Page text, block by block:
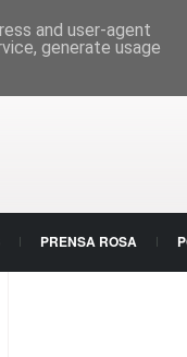
PRENSA ROSA
and user-agent
generate usage